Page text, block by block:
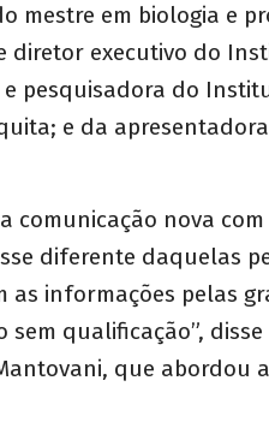
mestre em biologia e
diretor executivo do
e pesquisadora do
e da apresentadora
comunicação nova
diferente daquelas
informações pelas
qualificação”, disse
que abordou a